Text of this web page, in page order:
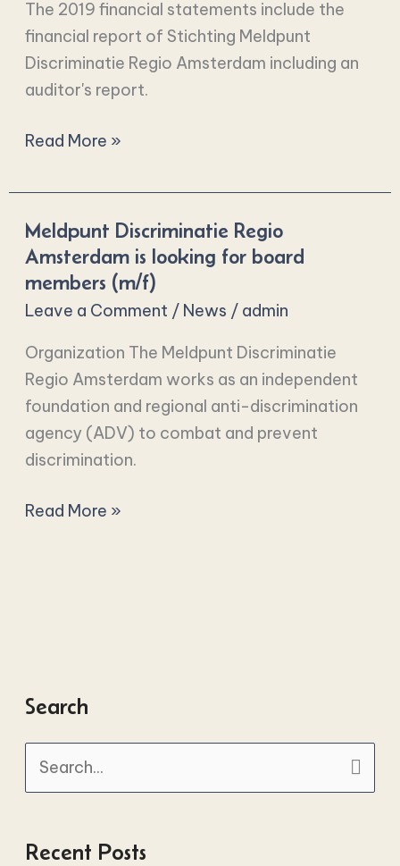
The 2019 financial statements include the
financial report of Stichting Meldpunt
Discriminatie Regio Amsterdam including an
auditor's report.
Read More »
Meldpunt Discriminatie Regio
Amsterdam is looking for board
members (m/f)
Leave a Comment / News / admin
Organization The Meldpunt Discriminatie
Regio Amsterdam works as an independent
foundation and regional anti-discrimination
agency (ADV) to combat and prevent
discrimination.
Meldpunt
Discriminatie
Regio
Amsterdam
looking
for
board
members
(m/f)
Read More »
Search
Recent Posts